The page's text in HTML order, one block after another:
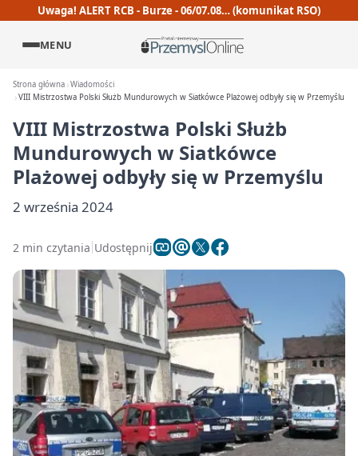
Uwaga! ALERT RCB - Burze - 06/07.08… (komunikat RSO)
MENU
Strona główna Wiadomości
VIII Mistrzostwa Polski Służb Mundurowych w Siatkówce Plażowej odbyły się w Przemyślu
VIII Mistrzostwa Polski Służb
Mundurowych w Siatkówce
Plażowej odbyły się w Przemyślu
2 września 2024
2 min czytania Udostępnij